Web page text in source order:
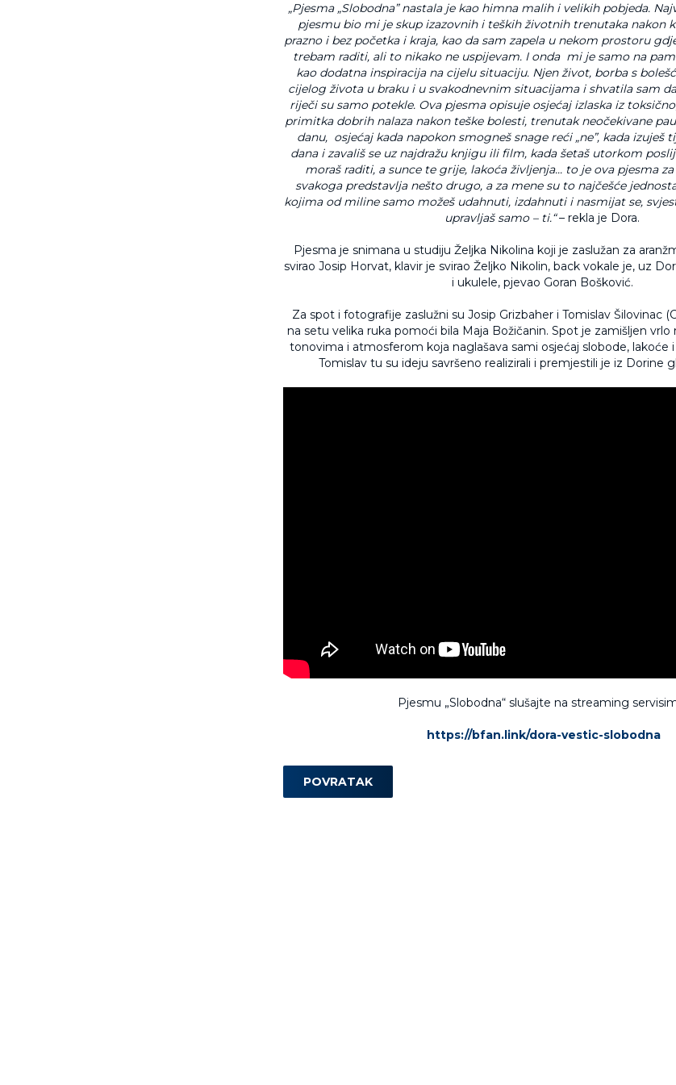
„Pjesma „Slobodna” nastala je kao himna malih i velikih pobjeda.
pjesmu bio mi je skup izazovnih i teških životnih trenutaka nakon
prazno i bez početka i kraja, kao da sam zapela u nekom prostoru
trebam raditi, ali to nikako ne uspijevam. I onda mi je samo na
kao dodatna inspiracija na cijelu situaciju. Njen život, borba s
cijelog života u braku i u svakodnevnim situacijama i shvatila sam
riječi su samo potekle. Ova pjesma opisuje osjećaj izlaska iz
primitka dobrih nalaza nakon teške bolesti, trenutak neočekivane
danu, osjećaj kada napokon smogneš snage reći „ne”, kada izuješ
dana i zavališ se uz najdražu knjigu ili film, kada šetaš utorkom
moraš raditi, a sunce te grije, lakoća življenja... to je ova pjesma
svakoga predstavlja nešto drugo, a za mene su to najčešće
kojima od miline samo možeš udahnuti, izdahnuti i nasmijat se,
upravljaš samo – ti.“– rekla je Dora.
Pjesma je snimana u studiju Željka Nikolina koji je zaslužan za
svirao Josip Horvat, klavir je svirao Željko Nikolin, back vokale je, uz
i ukulele, pjevao Goran Bošković.
Za spot i fotografije zaslužni su Josip Grizbaher i Tomislav Šilovinac
na setu velika ruka pomoći bila Maja Božičanin. Spot je zamišljen
tonovima i atmosferom koja naglašava sami osjećaj slobode, lakoće i
Tomislav tu su ideju savršeno realizirali i premjestili je iz Dorine
Pjesmu „Slobodna“ slušajte na streaming
https://bfan.link/dora-vestic-slobodna
POVRATAK